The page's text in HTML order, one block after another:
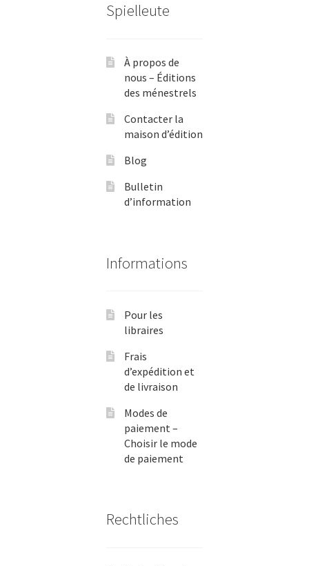
Spielleute
À propos de
nous – Éditions
des ménestrels
Contacter la
maison d’édition
Blog
Bulletin
d’information
Informations
Pour les
libraires
Frais
d’expédition et
de livraison
Modes de
paiement –
Choisir le mode
de paiement
Rechtliches